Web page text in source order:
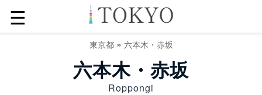
☰
東京都» 六本木・赤坂
六本木・赤坂
Roppongi